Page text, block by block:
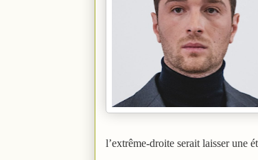
l’extrême-droite serait laisser une